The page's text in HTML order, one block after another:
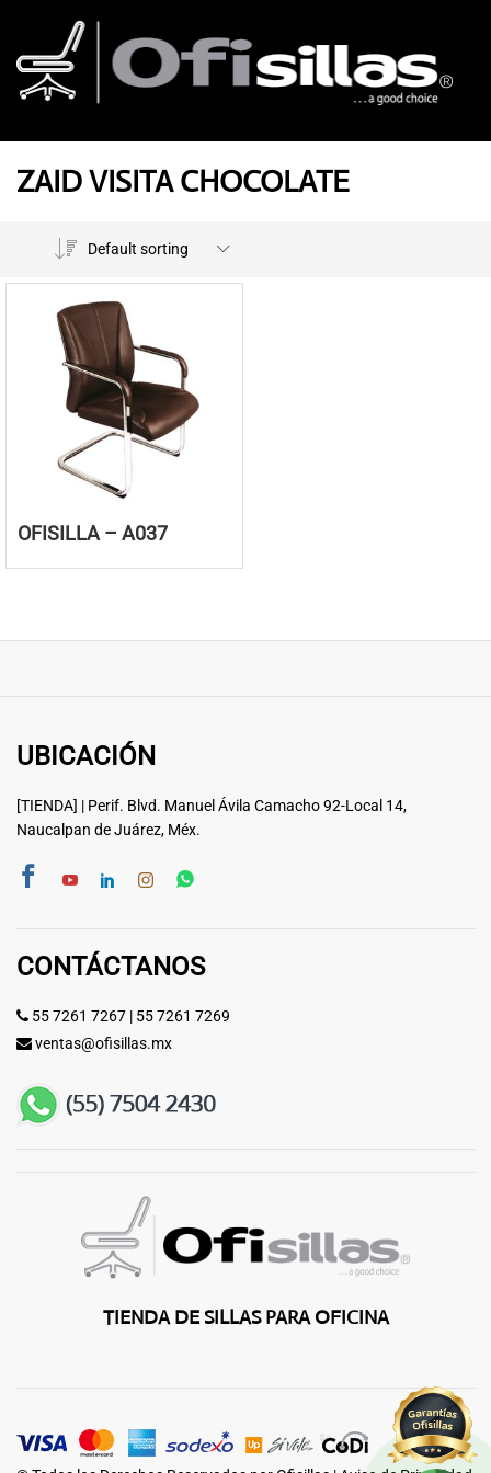
ZAID VISITA CHOCOLATE
Default sorting
OFISILLA – A037
UBICACIÓN
[TIENDA] | Perif. Blvd. Manuel Ávila Camacho 92-Local 14,
Naucalpan de Juárez, Méx.
CONTÁCTANOS
55 7261 7267 | 55 7261 7269
ventas@ofisillas.mx
TIENDA DE SILLAS PARA OFICINA